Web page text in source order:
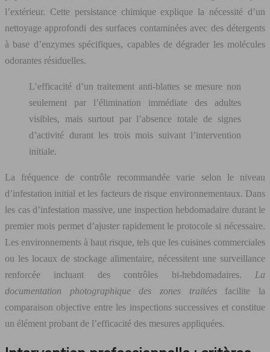
l’extérieur. Cette persistance chimique explique la nécessité d’un
nettoyage approfondi des surfaces contaminées avec des détergents
à base d’enzymes spécifiques, capables de dégrader les molécules
odorantes résiduelles.
L’efficacité d’un traitement anti-blattes se mesure non
seulement par l’élimination immédiate des adultes
visibles, mais surtout par l’absence totale de signes
d’activité durant les trois mois suivant l’intervention
initiale.
La fréquence de contrôle recommandée varie selon le niveau
d’infestation initial et les facteurs de risque environnementaux. Dans
les cas d’infestation massive, une inspection hebdomadaire durant le
premier mois permet d’ajuster rapidement le protocole si nécessaire.
Les environnements à haut risque, tels que les cuisines commerciales
ou les locaux de stockage alimentaire, nécessitent une surveillance
renforcée incluant des contrôles bi-hebdomadaires. La
documentation photographique des zones traitées facilite la
comparaison objective entre les inspections successives et constitue
un élément probant de l’efficacité des mesures appliquées.